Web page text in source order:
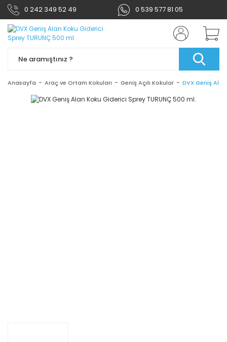
0 242 349 52 49 0 539 577 81 05
Anasayfa Araç ve Ortam Kokuları Geniş Açılı Kokular DVX Geniş